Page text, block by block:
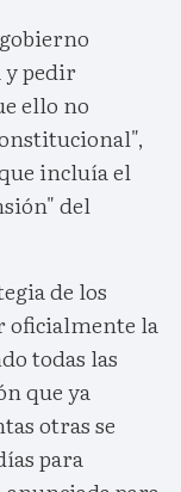
y pedir
ello no
incluía el
del
de los
oficialmente la
todas las
que ya
otras se
para